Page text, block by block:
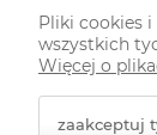
©
Pliki cookies
wszystkich
Więcej o
zaakceptuj